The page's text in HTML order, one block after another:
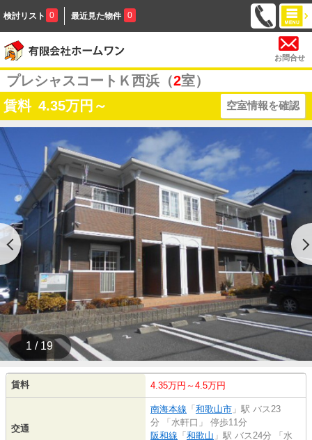
検討リスト 0 最近見た物件 0
お問合せ
プレシャスコートＫ西浜（2室）
賃料 4.35万円～ 空室情報を確認
1 / 19
賃料 4.35万円～4.5万円
交通
南海本線 「 和歌山市 」駅 バス23
分 「水軒口」 停歩11分
阪和線 「 和歌山 」駅 バス24分 「水